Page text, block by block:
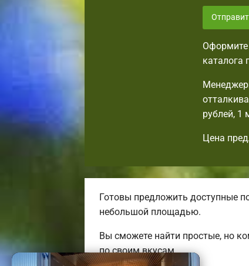
Оформите
каталога
рублей, 1
Цена
Готовы предложить доступные
небольшой площадью.
Вы сможете найти простые, но
по своим вкусам.